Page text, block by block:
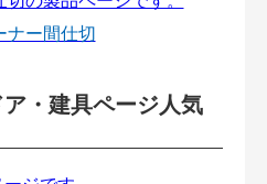
ナー間仕切
・建具ページ人気